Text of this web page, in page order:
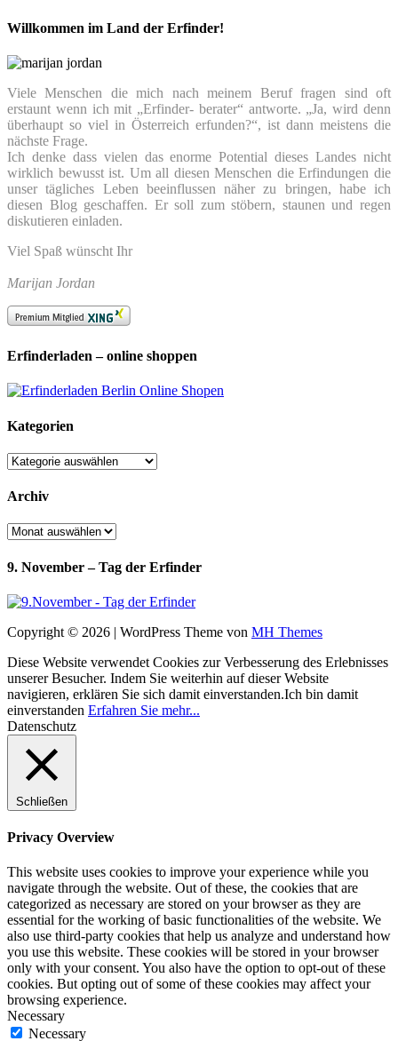
Willkommen im Land der Erfinder!
Viele Menschen die mich nach meinem Beruf fragen sind oft
erstaunt wenn ich mit „Erfinder- berater“ antworte. „Ja, wird denn
überhaupt so viel in Österreich erfunden?“, ist dann meistens die
nächste Frage.
Ich denke dass vielen das enorme Potential dieses Landes nicht
wirklich bewusst ist. Um all diesen Menschen die Erfindungen die
unser tägliches Leben beeinflussen näher zu bringen, habe ich
diesen Blog geschaffen. Er soll zum stöbern, staunen und regen
diskutieren einladen.
Viel Spaß wünscht Ihr
Marijan Jordan
Erfinderladen – online shoppen
Kategorien
Kategorien
Archiv
Archiv
9. November – Tag der Erfinder
Copyright © 2026 | WordPress Theme von MH Themes
Diese Website verwendet Cookies zur Verbesserung des Erlebnisses
unserer Besucher. Indem Sie weiterhin auf dieser Website
navigieren, erklären Sie sich damit einverstanden.Ich bin damit
einverstanden Erfahren Sie mehr...
Datenschutz
Schließen
Privacy Overview
This website uses cookies to improve your experience while you
navigate through the website. Out of these, the cookies that are
categorized as necessary are stored on your browser as they are
essential for the working of basic functionalities of the website. We
also use third-party cookies that help us analyze and understand how
you use this website. These cookies will be stored in your browser
only with your consent. You also have the option to opt-out of these
cookies. But opting out of some of these cookies may affect your
browsing experience.
Necessary
Necessary